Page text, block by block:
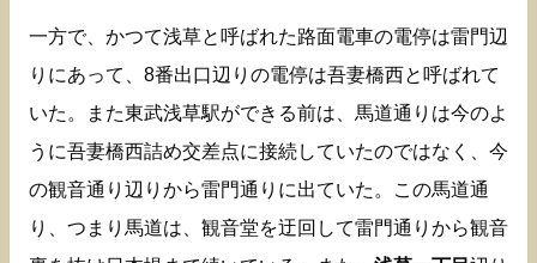
一方で、かつて浅草と呼ばれた路面電車の電停は雷門辺
りにあって、8番出口辺りの電停は吾妻橋西と呼ばれて
いた。また東武浅草駅ができる前は、馬道通りは今のよ
うに吾妻橋西詰め交差点に接続していたのではなく、今
の観音通り辺りから雷門通りに出ていた。この馬道通
り、つまり馬道は、観音堂を迂回して雷門通りから観音